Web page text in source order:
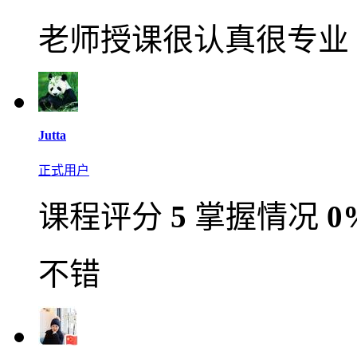
老师授课很认真很专业
Jutta
正式用户
课程评分 5 掌握情况
不错